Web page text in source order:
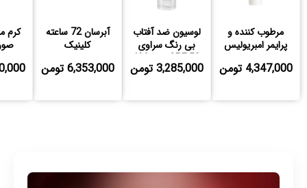
مرطوب کننده و
پرایمر امبریولیس
4,347,000 تومن
لوسیون ضد آفتاب
بی رنگ سراوی
SPF 50 مدل AM
3,285,000 تومن
آبرسان 72 ساعته
کلینیک
6,353,000 تومن
کرم